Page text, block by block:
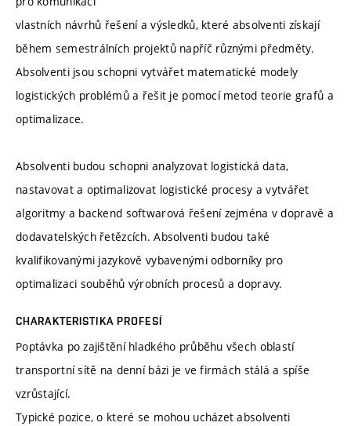
vlastních návrhů řešení a výsledků, které absolventi získají
během semestrálních projektů napříč různými předměty.
Absolventi jsou schopni vytvářet matematické modely
logistických problémů a řešit je pomocí metod teorie grafů a
optimalizace.
Absolventi budou schopni analyzovat logistická data,
nastavovat a optimalizovat logistické procesy a vytvářet
algoritmy a backend softwarová řešení zejména v dopravě a
dodavatelských řetězcích. Absolventi budou také
kvalifikovanými jazykově vybavenými odborníky pro
optimalizaci souběhů výrobních procesů a dopravy.
CHARAKTERISTIKA PROFESÍ
Poptávka po zajištění hladkého průběhu všech oblastí
transportní sítě na denní bázi je ve firmách stálá a spíše
vzrůstající.
Typické pozice, o které se mohou ucházet absolventi